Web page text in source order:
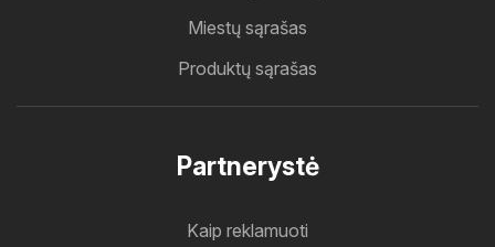
Miestų sąrašas
Produktų sąrašas
Partnerystė
Kaip reklamuoti